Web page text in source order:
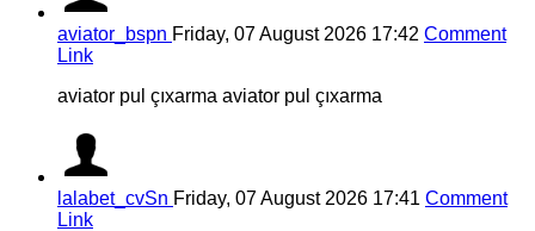
aviator_bspn Friday, 07 August 2026 17:42 Comment
Link
aviator pul çıxarma aviator pul çıxarma
lalabet_cvSn Friday, 07 August 2026 17:41 Comment
Link